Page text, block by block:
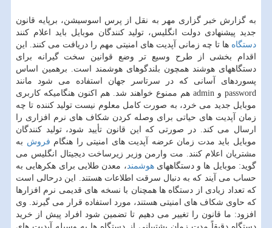
به گزارش خبر گزاری مهر به نقل از پرس اسوسیشن، برپایه قانون
جدید پیشنهادی دولت انگلیس، تولید کنندگان موبایل باید اعلام کنند
دستگاه ها تا چه زمانی آپدیت های امنیتی مهم را دریافت می کنند. این
اقدام بخشی از طرح وسیع تر وضع قوانین سخت گیرانه برای
دستگاههای هوشند همچون بلندگوهای هوشمند است. برهمین اساس
پسوردهای آسانی که در سرتاسر جهان استفاده می شود مانند
password و admin هم ممنوع خواهند شد. هم اکنون هنگامیکه کاربری
موبایل جدید می خرد، به صورت کامل معلوم نیست تولید کننده تا چه
زمان آپدیت های حیاتی برای وصله کردن شکاف های نرم افزاری را
ارسال می کند. در صورتی که این قانون تأیید شود، تولید کنندگان
موبایل باید مدت زمان عرضه آپدیت های امنیتی را هنگام فروش به
مشتریان اعلام کنند. مت وارمن وزیر زیرساخت دیجیتال انگلیس می
گوید: موبایل ها و دستگاههایهوشمند ، معدن طلایی برای هکرهایی به
حساب می آیند که به دنبال سرقت اطلاعات هستند. این درحالی است
که تعداد زیادی از دستگاه ها همچنان با نسخه های قدیمی نرم افزارها
که حاوی شکاف های امنیتی هستند، مورد استفاده قرار می گیرند. وی
افزود: ما قانون را تغییر می دهیم تا تضمین شود افراد پیش از خرید